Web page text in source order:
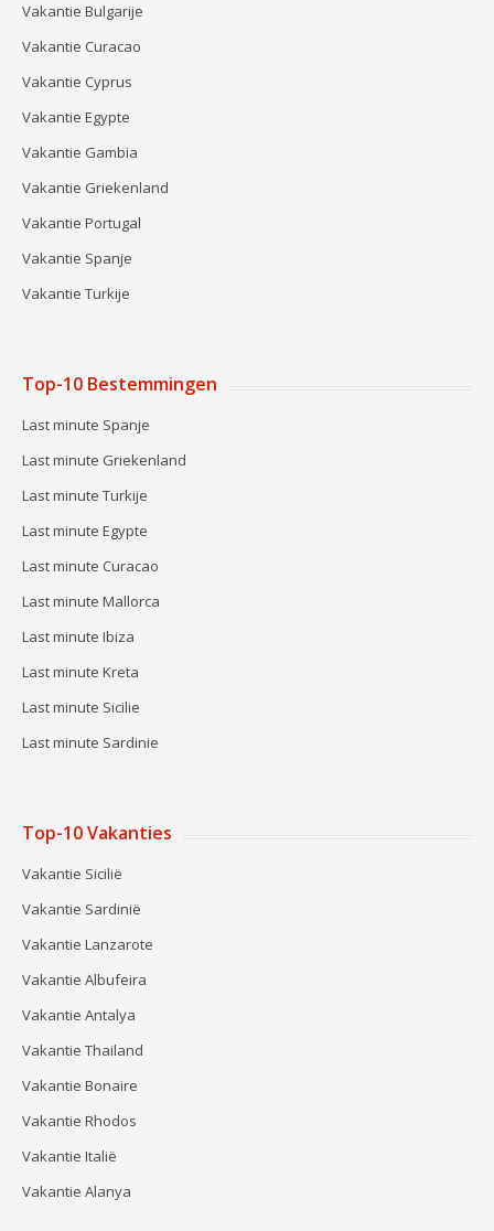
Vakantie Bulgarije
Vakantie Curacao
Vakantie Cyprus
Vakantie Egypte
Vakantie Gambia
Vakantie Griekenland
Vakantie Portugal
Vakantie Spanje
Vakantie Turkije
Top-10 Bestemmingen
Last minute Spanje
Last minute Griekenland
Last minute Turkije
Last minute Egypte
Last minute Curacao
Last minute Mallorca
Last minute Ibiza
Last minute Kreta
Last minute Sicilie
Last minute Sardinie
Top-10 Vakanties
Vakantie Sicilië
Vakantie Sardinië
Vakantie Lanzarote
Vakantie Albufeira
Vakantie Antalya
Vakantie Thailand
Vakantie Bonaire
Vakantie Rhodos
Vakantie Italië
Vakantie Alanya